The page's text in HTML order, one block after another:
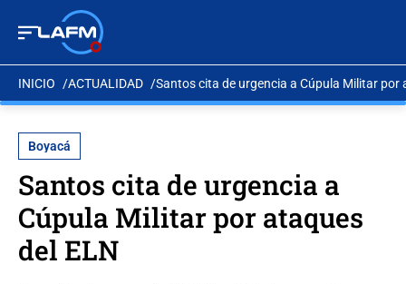
INICIO ACTUALIDAD Santos cita de urgencia a Cúpula Militar por
Boyacá
Santos cita de urgencia a
Cúpula Militar por ataques
del ELN